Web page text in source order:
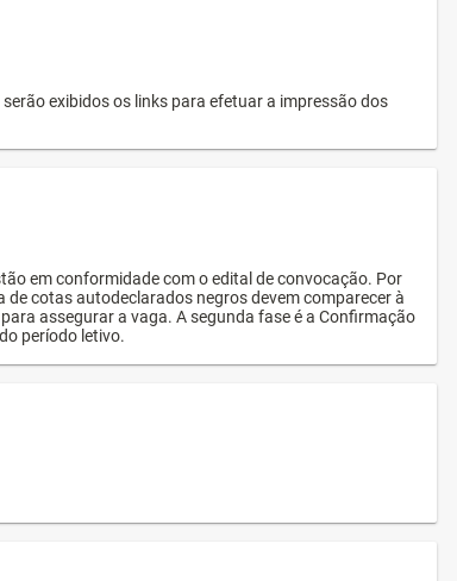
exibidos os links para efetuar a impressão dos
em conformidade com o edital de convocação. Por
cotas autodeclarados negros devem comparecer à
assegurar a vaga. A segunda fase é a Confirmação
período letivo.